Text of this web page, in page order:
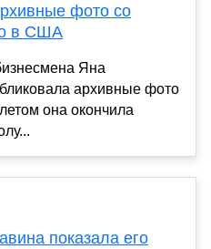
фото со
в США
Яна
архивные фото
она окончила
показала его